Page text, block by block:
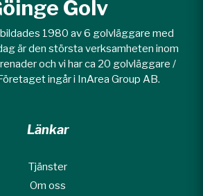
Golv
1980 av 6 golvläggare med
är den största verksamheten inom
och vi har ca 20 golvläggare /
ingår i InArea Group AB.
Länkar
Tjänster
Om oss